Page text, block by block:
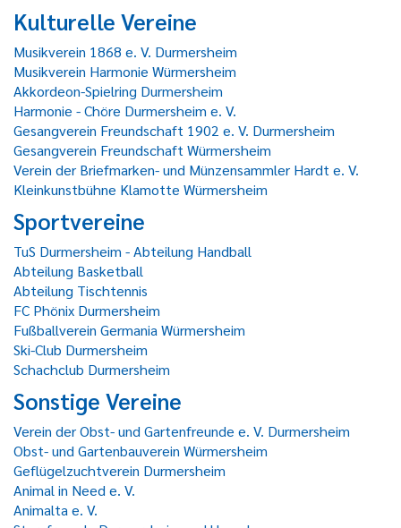
Kulturelle Vereine
Musikverein 1868 e. V. Durmersheim
Musikverein Harmonie Würmersheim
Akkordeon-Spielring Durmersheim
Harmonie - Chöre Durmersheim e. V.
Gesangverein Freundschaft 1902 e. V. Durmersheim
Gesangverein Freundschaft Würmersheim
Verein der Briefmarken- und Münzensammler Hardt e. V.
Kleinkunstbühne Klamotte Würmersheim
Sportvereine
TuS Durmersheim - Abteilung Handball
Abteilung Basketball
Abteilung Tischtennis
FC Phönix Durmersheim
Fußballverein Germania Würmersheim
Ski-Club Durmersheim
Schachclub Durmersheim
Sonstige Vereine
Verein der Obst- und Gartenfreunde e. V. Durmersheim
Obst- und Gartenbauverein Würmersheim
Geflügelzuchtverein Durmersheim
Animal in Need e. V.
Animalta e. V.